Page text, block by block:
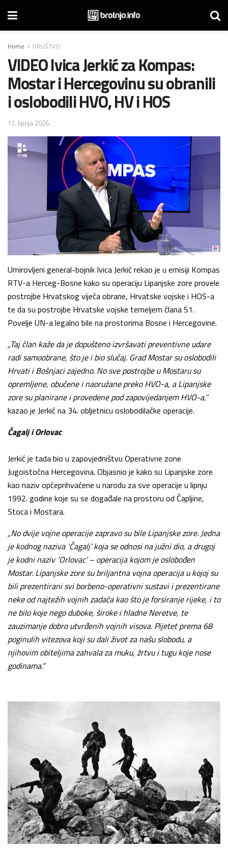
Home DRUŠTVO
VIDEO Ivica Jerkić za Kompas:
Mostar i Hercegovinu su obranili
i oslobodili HVO, HV i HOS
17. lipnja 2026.
Umirovljeni general-bojnik Ivica Jerkić rekao je u emisiji Kompas
RTV-a Herceg-Bosne kako su operaciju Lipanjske zore provele
postrojbe Hrvatskog vijeća obrane, Hrvatske vojske i HOS-a
te da su postrojbe Hrvatske vojske temeljem člana 51.
Povelje UN-a legalno bile na prostorima Bosne i Hercegovine.
„Taj član kaže da je dopušteno izvršavati preventivne udare
radi samoobrane, što je i bio slučaj. Grad Mostar su oslobodili
Hrvati i Bošnjaci zajedno. No sve postrojbe u Mostaru su
opremljene, obučene i naoružane preko HVO-a, a Lipanjske
zore su planirane i provedene pod zapovijedanjem HVO-a,“
kazao je Jerkić na 34. obljetnicu oslobodilačke operacije.
Čagalj i Orlovac
Jerkić je tada bio u zapovjedništvu Operativne zone
Jugoistočna Hercegovina. Objasnio je kako su Lipanjske zore
kao naziv općeprihvaćene u narodu za sve operacije u lipnju
1992. godine koje su se događale na prostoru od Čapljine,
Stoca i Mostara.
„No dvije vojne operacije zapravo su bile Lipanjske zore. Jedna
je kodnog naziva ‘Čagalj’ koja se odnosi na južni dio, a drugoj
je kodni naziv ‘Orlovac’ – operacija kojom je oslobođen
Mostar. Lipanjske zore su briljantna vojna operacija u kojoj su
bili prezentirani svi borbeno-operativni sustavi i prezentirane
neke od najtežih vojnih zadaća kao što je forsiranje rijeke, i to
ne bilo koje nego duboke, široke i hladne Neretve, te
zauzimanje dobro utvrđenih vojnih visova. Pijetet prema 68
poginulih vitezova koji su dali život za našu slobodu, a
njihovim obiteljima zahvala za muku, žrtvu i tugu koje nose
godinama.“